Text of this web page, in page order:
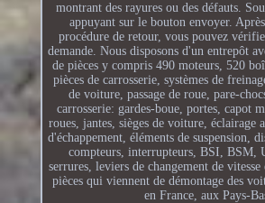
montrant des rayures ou des défauts.
appuyant sur le bouton envoyer.
procédure de retour, vous pouvez
demande. Nous disposons d'un entrepôt
de pièces y compris 490 moteurs, 520
pièces de carrosserie, systèmes de
de voiture, passage de roue, pare-
carrosserie: gardes-boue, portes, capot
roues, jantes, sièges de voiture, éclairage
d'échappement, éléments de suspension,
compteurs, interrupteurs, BSI, BSM,
serrures, leviers de changement de vitesse
pièces qui viennent de démontage des
en France, aux Pays-